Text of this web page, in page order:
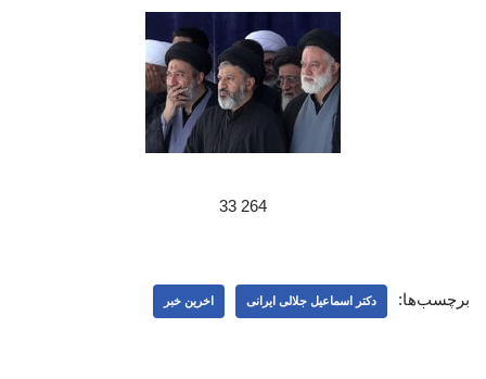
264 33
برچسب‌ها: دکتر اسماعیل جلالی ایرانی اخرین خبر